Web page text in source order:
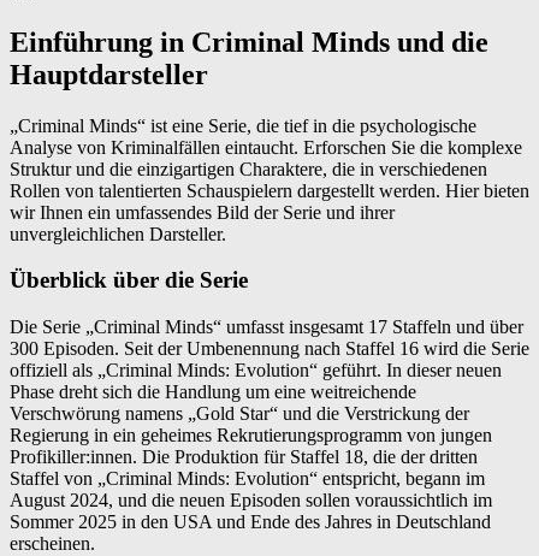
Einführung in Criminal Minds und die
Hauptdarsteller
„Criminal Minds“ ist eine Serie, die tief in die psychologische
Analyse von Kriminalfällen eintaucht. Erforschen Sie die komplexe
Struktur und die einzigartigen Charaktere, die in verschiedenen
Rollen von talentierten Schauspielern dargestellt werden. Hier bieten
wir Ihnen ein umfassendes Bild der Serie und ihrer
unvergleichlichen Darsteller.
Überblick über die Serie
Die Serie „Criminal Minds“ umfasst insgesamt 17 Staffeln und über
300 Episoden. Seit der Umbenennung nach Staffel 16 wird die Serie
offiziell als „Criminal Minds: Evolution“ geführt. In dieser neuen
Phase dreht sich die Handlung um eine weitreichende
Verschwörung namens „Gold Star“ und die Verstrickung der
Regierung in ein geheimes Rekrutierungsprogramm von jungen
Profikiller:innen. Die Produktion für Staffel 18, die der dritten
Staffel von „Criminal Minds: Evolution“ entspricht, begann im
August 2024, und die neuen Episoden sollen voraussichtlich im
Sommer 2025 in den USA und Ende des Jahres in Deutschland
erscheinen.